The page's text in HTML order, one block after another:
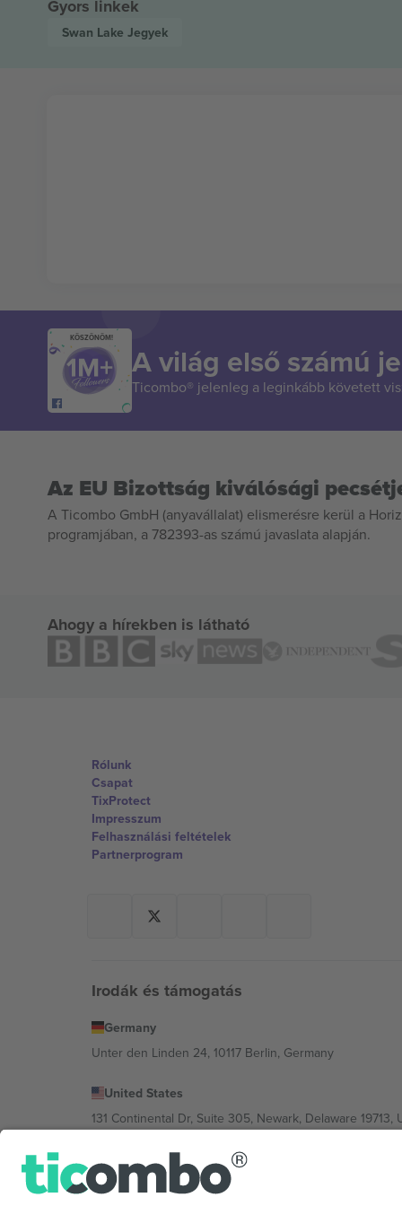
Gyors linkek
Swan Lake Jegyek
KÖSZÖNÖM!
A világ első számú
Ticombo® jelenleg a leginkább követett
Az EU Bizottság kiválósági
A Ticombo GmbH (anyavállalat) elismerésre kerül a
programjában, a 782393-as számú javaslata alapján.
Ahogy a hírekben is látható
Rólunk
Csapat
TixProtect
Impresszum
Felhasználási feltételek
Partnerprogram
Irodák és támogatás
Germany
Unter den Linden 24, 10117 Berlin, Germany
United States
131 Continental Dr, Suite 305, Newark, Delaware 19713,
Bulgaria
Regus Sofia City West, bul Totleben 53-55, 1606 Sofia,